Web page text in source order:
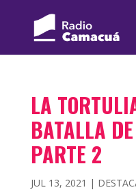
LA
BATALLA
PARTE 2
JUL 13, 2021 |